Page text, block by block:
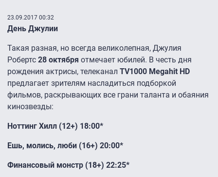
23.09.2017 00:32
День Джулии
Такая разная, но всегда великолепная, Джулия
Робертс 28 октября отмечает юбилей. В честь дня
рождения актрисы, телеканал TV1000 Megahit HD
предлагает зрителям насладиться подборкой
фильмов, раскрывающих все грани таланта и обаяния
кинозвезды:
Ноттинг Хилл (12+) 18:00*
Ешь, молись, люби (16+) 20:00*
Финансовый монстр (18+) 22:25*